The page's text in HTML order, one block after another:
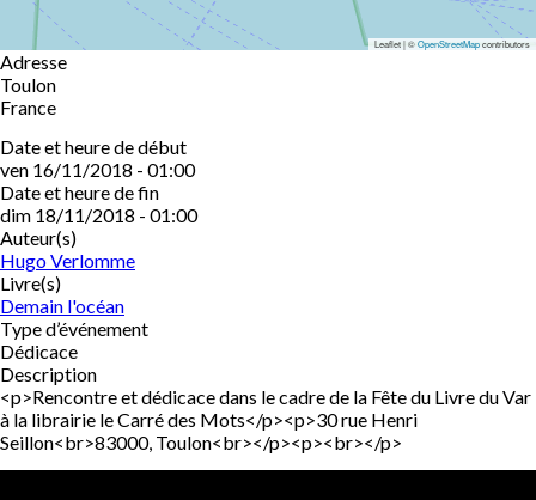
Leaflet | ©OpenStreetMapcontributors
Adresse
Toulon
France
Date et heure de début
ven 16/11/2018 - 01:00
Date et heure de fin
dim 18/11/2018 - 01:00
Auteur(s)
Hugo Verlomme
Livre(s)
Demain l'océan
Type d’événement
Dédicace
Description
<p>Rencontre et dédicace dans le cadre de la Fête du Livre du Var
à la librairie le Carré des Mots</p><p>30 rue Henri
Seillon<br>83000, Toulon<br></p><p><br></p>